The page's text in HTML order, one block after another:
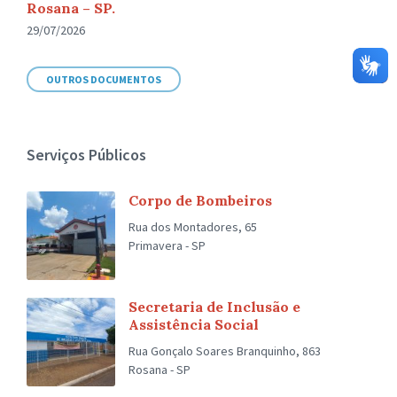
Rosana – SP.
29/07/2026
OUTROS DOCUMENTOS
Serviços Públicos
Corpo de Bombeiros
Rua dos Montadores, 65
Primavera - SP
Secretaria de Inclusão e
Assistência Social
Rua Gonçalo Soares Branquinho, 863
Rosana - SP